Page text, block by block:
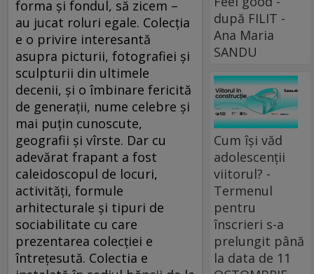
forma și fondul, să zicem –
au jucat roluri egale. Colecția
e o privire interesantă
asupra picturii, fotografiei și
sculpturii din ultimele
decenii, și o îmbinare fericită
de generații, nume celebre și
mai puțin cunoscute,
geografii și vîrste. Dar cu
adevărat frapant a fost
caleidoscopul de locuri,
activități, formule
arhitecturale și tipuri de
sociabilitate cu care
prezentarea colecției e
întrețesută. Colectia e
după FILIT -
Ana Maria
SANDU
Cum își văd
adolescenții
viitorul? -
Termenul
pentru
înscrieri s-a
prelungit până
la data de 11